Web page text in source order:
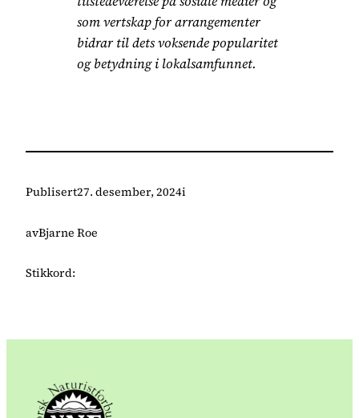
som vertskap for arrangementer
bidrar til dets voksende popularitet
og betydning i lokalsamfunnet.
Publisert27. desember, 2024i
avBjarne Roe
Stikkord: